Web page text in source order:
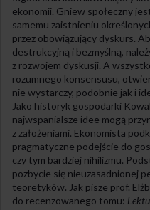
ekonomii. Gniew społeczny
samemu zaistnieniu
przez obowiązujący dyskurs.
destrukcyjną i bezmyślną,
z rozwojem dyskusji. A
rozumnego konsensusu,
nie wystarczy, podobnie jak i
Jako historyk gospodarki
najwspanialsze idee mogą
z założeniami. Ekonomista
pragmatyczne podejście do
czy tym bardziej nihilizmu.
pozbycie się nieuzasadnionej
teoretyków. Jak pisze prof.
do recenzowanego tomu: